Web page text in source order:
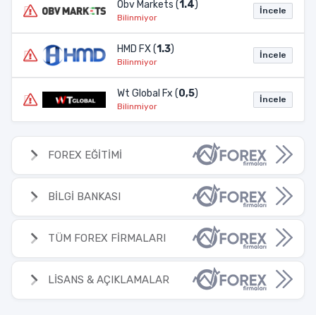
Obv Markets (1.4)
Bilinmiyor
İncele
HMD FX (1.3)
Bilinmiyor
İncele
Wt Global Fx (0,5)
Bilinmiyor
İncele
FOREX EĞİTİMİ
BİLGİ BANKASI
TÜM FOREX FİRMALARI
LİSANS & AÇIKLAMALAR